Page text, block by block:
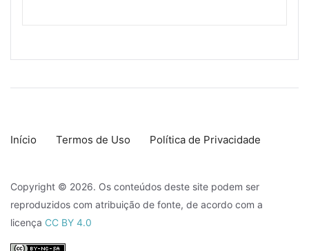
Início Termos de Uso Política de Privacidade
Copyright © 2026. Os conteúdos deste site podem ser
reproduzidos com atribuição de fonte, de acordo com a
licença CC BY 4.0